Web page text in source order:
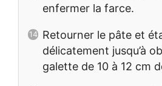
enfermer la farce.
Retourner le pâte et
délicatement jusqu’à
galette de 10 à 12 cm